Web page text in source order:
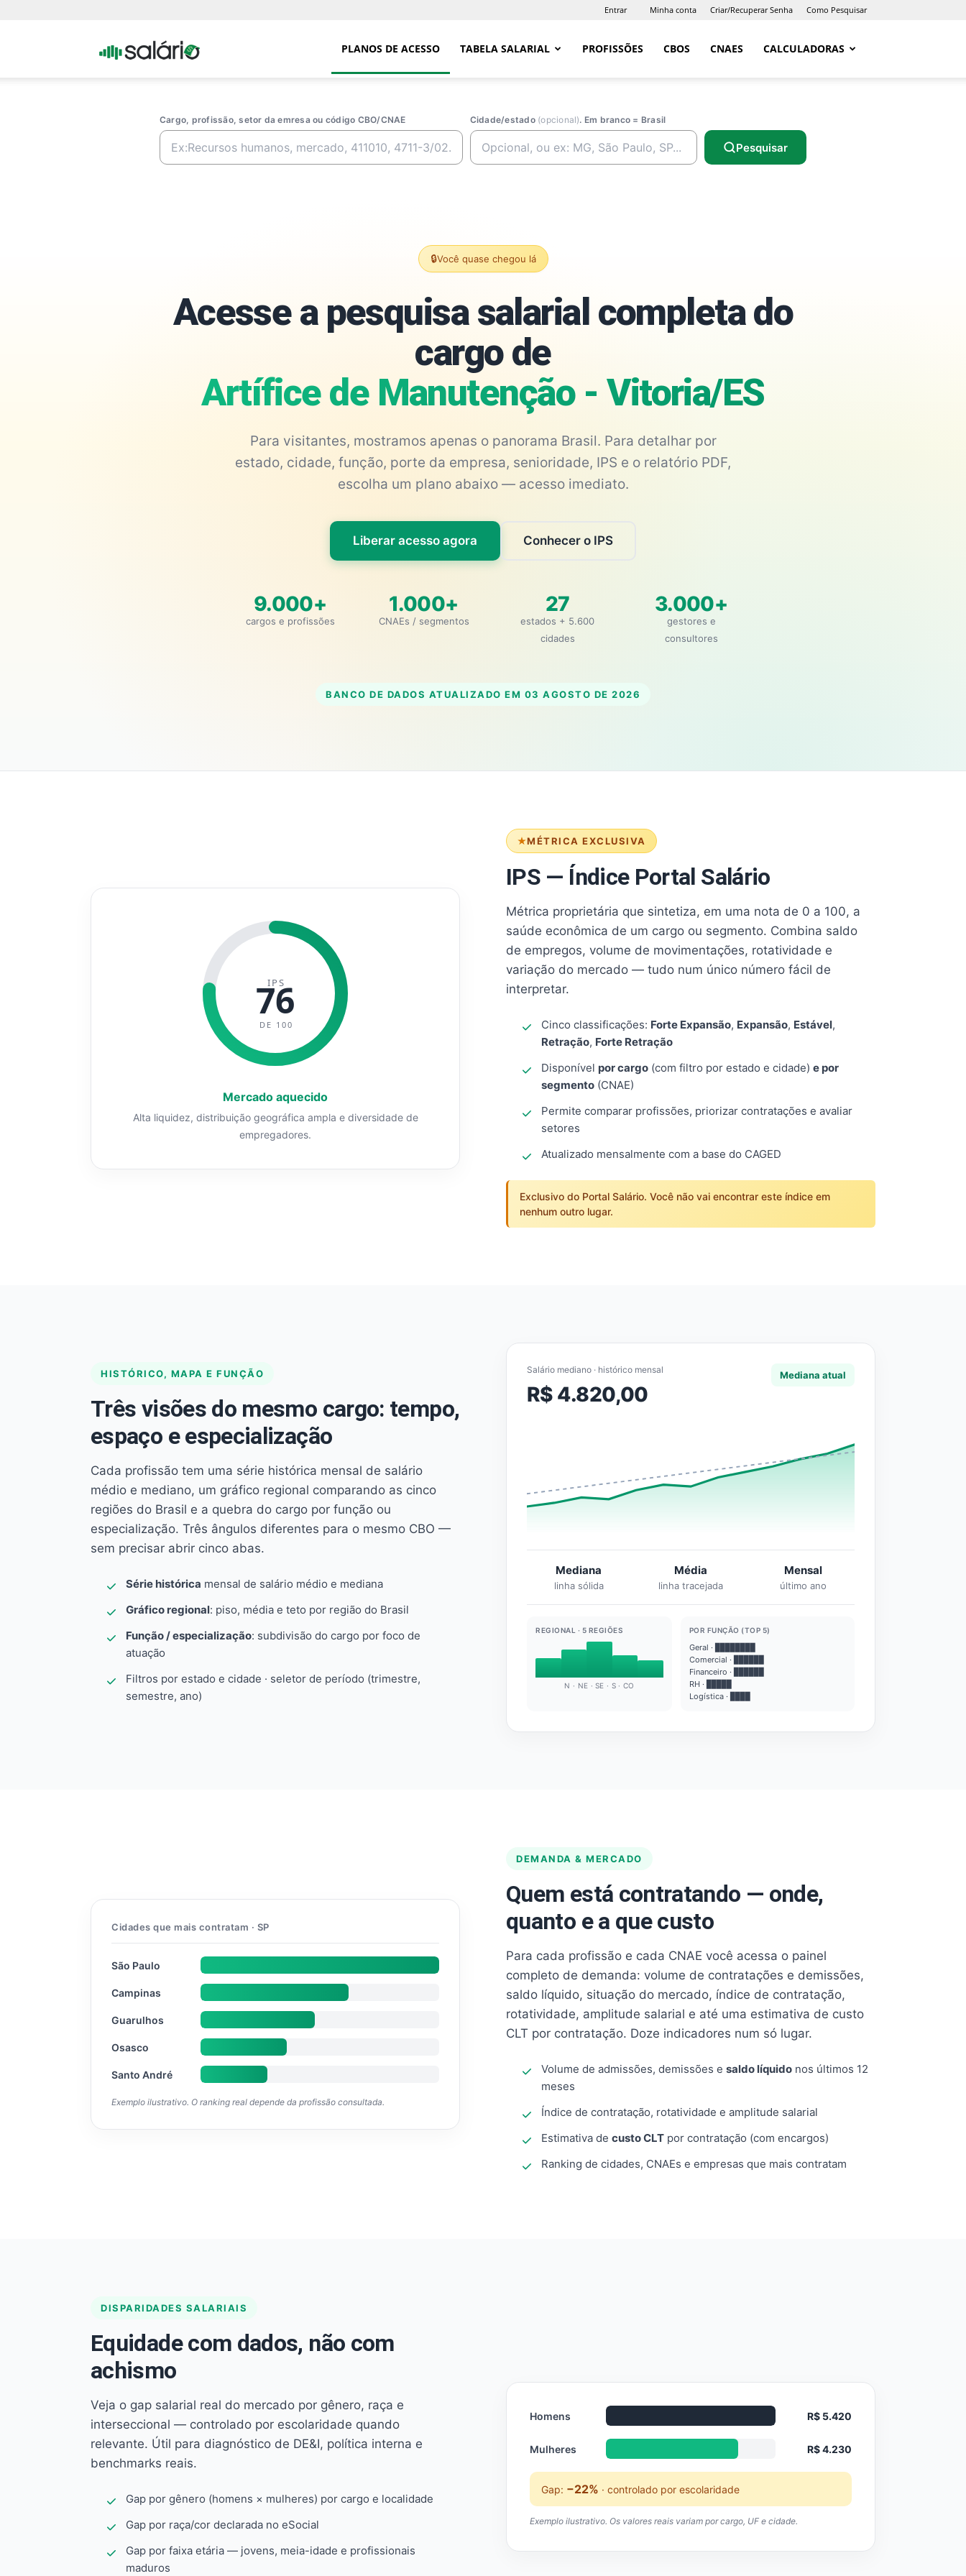
Entrar Minha conta Criar/Recuperar Senha Como Pesquisar
Portal PLANOS DE ACESSO TABELA SALARIAL PROFISSÕES CBOS CNAES CALCULADORAS
Cargo, profissão, setor da emresa ou código CBO/CNAE Cidade/estado (opcional). Em branco = Brasil
Pesquisar
🔒Você quase chegou lá
Acesse a pesquisa salarial completa do
cargo de
Artífice de Manutenção - Vitoria/ES
Para visitantes, mostramos apenas o panorama Brasil. Para detalhar por
estado, cidade, função, porte da empresa, senioridade, IPS e o relatório PDF,
escolha um plano abaixo — acesso imediato.
Liberar acesso agora Conhecer o IPS
9.000+
cargos e profissões
1.000+
CNAEs / segmentos
27
estados + 5.600
cidades
3.000+
gestores e
consultores
BANCO DE DADOS ATUALIZADO EM 03 AGOSTO DE 2026
MÉTRICA EXCLUSIVA
IPS — Índice Portal Salário
Métrica proprietária que sintetiza, em uma nota de 0 a 100, a
saúde econômica de um cargo ou segmento. Combina saldo
de empregos, volume de movimentações, rotatividade e
variação do mercado — tudo num único número fácil de
interpretar.
Cinco classificações: Forte Expansão, Expansão, Estável,
Retração, Forte Retração
Disponível por cargo (com filtro por estado e cidade) e por
segmento (CNAE)
Permite comparar profissões, priorizar contratações e avaliar
setores
Atualizado mensalmente com a base do CAGED
Exclusivo do Portal Salário. Você não vai encontrar este índice em
nenhum outro lugar.
IPS
76
DE 100
Mercado aquecido
Alta liquidez, distribuição geográfica ampla e diversidade de
empregadores.
HISTÓRICO, MAPA E FUNÇÃO
Três visões do mesmo cargo: tempo,
espaço e especialização
Cada profissão tem uma série histórica mensal de salário
médio e mediano, um gráfico regional comparando as cinco
regiões do Brasil e a quebra do cargo por função ou
especialização. Três ângulos diferentes para o mesmo CBO —
sem precisar abrir cinco abas.
Série histórica mensal de salário médio e mediana
Gráfico regional: piso, média e teto por região do Brasil
Função / especialização: subdivisão do cargo por foco de
atuação
Filtros por estado e cidade · seletor de período (trimestre,
semestre, ano)
Salário mediano · histórico mensal
R$ 4.820,00
Mediana atual
Mediana
linha sólida
Média
linha tracejada
Mensal
último ano
REGIONAL · 5 REGIÕES
N · NE · SE · S · CO
POR FUNÇÃO (TOP 5)
Geral · ████████
Comercial · ██████
Financeiro · ██████
RH · █████
Logística · ████
DEMANDA & MERCADO
Quem está contratando — onde,
quanto e a que custo
Para cada profissão e cada CNAE você acessa o painel
completo de demanda: volume de contratações e demissões,
saldo líquido, situação do mercado, índice de contratação,
rotatividade, amplitude salarial e até uma estimativa de custo
CLT por contratação. Doze indicadores num só lugar.
Volume de admissões, demissões e saldo líquido nos últimos 12
meses
Índice de contratação, rotatividade e amplitude salarial
Estimativa de custo CLT por contratação (com encargos)
Ranking de cidades, CNAEs e empresas que mais contratam
Cidades que mais contratam · SP
São Paulo
Campinas
Guarulhos
Osasco
Santo André
Exemplo ilustrativo. O ranking real depende da profissão consultada.
DISPARIDADES SALARIAIS
Equidade com dados, não com
achismo
Veja o gap salarial real do mercado por gênero, raça e
interseccional — controlado por escolaridade quando
relevante. Útil para diagnóstico de DE&I, política interna e
benchmarks reais.
Gap por gênero (homens × mulheres) por cargo e localidade
Gap por raça/cor declarada no eSocial
Gap por faixa etária — jovens, meia-idade e profissionais
maduros
Homens R$ 5.420
Mulheres R$ 4.230
Gap: −22% · controlado por escolaridade
Exemplo ilustrativo. Os valores reais variam por cargo, UF e cidade.